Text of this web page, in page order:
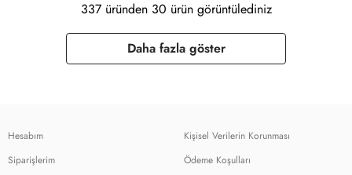
337 üründen 30 ürün görüntülediniz
Daha fazla göster
Hesabım
Siparişlerim
Kişisel Verilerin Korunması
Ödeme Koşulları